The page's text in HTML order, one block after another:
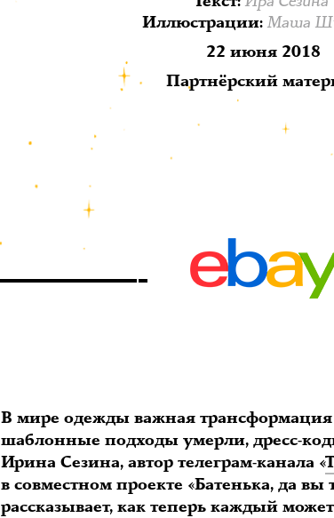
Иллюстрации: Маша
22 июня 2018
Партнёрский
В мире одежды важная
шаблонные подходы умерли, дресс-
Ирина Сезина, автор телеграм-канала «
в совместном проекте «Батенька, да
рассказывает, как теперь каждый